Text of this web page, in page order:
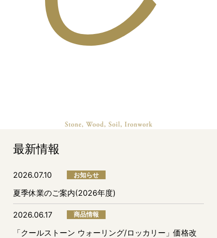
最新情報
2026.07.10 お知らせ
夏季休業のご案内(2026年度)
2026.06.17 商品情報
「クールストーン ウォーリング/ロッカリー」価格改